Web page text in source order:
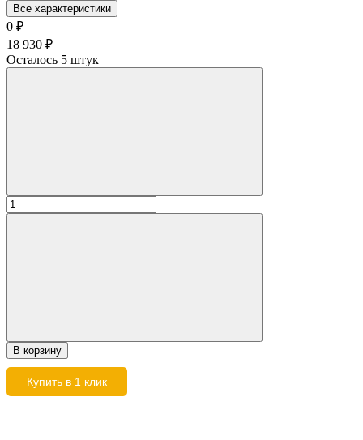
Все характеристики
0 ₽
18 930 ₽
Осталось 5 штук
В корзину
Купить в 1 клик